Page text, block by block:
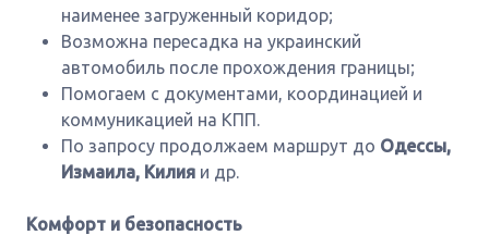
наименее загруженный коридор;
Возможна пересадка на украинский
автомобиль после прохождения границы;
Помогаем с документами, координацией и
коммуникацией на КПП.
По запросу продолжаем маршрут до Одессы,
Измаила, Килия и др.
Комфорт и безопасность